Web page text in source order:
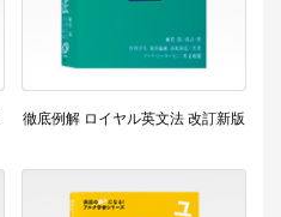
徹底例解 ロイヤル英文法 改訂新版